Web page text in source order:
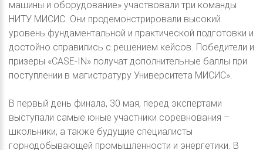
машины и оборудование» участвовали три команды
НИТУ МИСИС. Они продемонстрировали высокий
уровень фундаментальной и практической подготовки и
достойно справились с решением кейсов. Победители и
призеры «CASE-IN» получат дополнительные баллы при
поступлении в магистратуру Университета МИСИС».
В первый день финала, 30 мая, перед экспертами
выступали самые юные участники соревнования –
школьники, а также будущие специалисты
горнодобывающей промышленности и энергетики. В